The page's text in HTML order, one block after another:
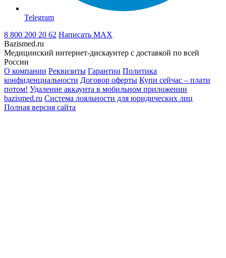
Telegram
8 800 200 20 62 Написать MAX
Bazismed.ru
Медицинский интернет-дискаунтер с доставкой по всей
России
О компании Реквизиты Гарантии Политика
конфиденциальности Договор оферты Купи сейчас – плати
потом! Удаление аккаунта в мобильном приложении
bazismed.ru Система лояльности для юридических лиц
Полная версия сайта